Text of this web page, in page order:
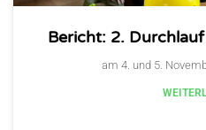
Bericht: 2.
am 4. und 5.